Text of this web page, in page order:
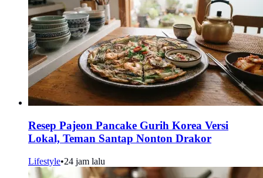
Resep Pajeon Pancake Gurih Korea Versi
Lokal, Teman Santap Nonton Drakor
Lifestyle•24 jam lalu